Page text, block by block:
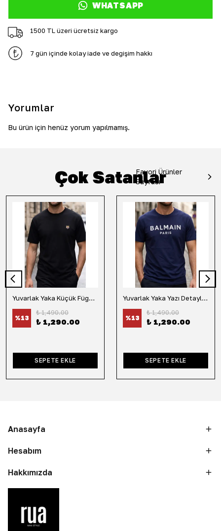
WHATSAPP
1500 TL üzeri ücretsiz kargo
7 gün içinde kolay iade ve değişim hakkı
Yorumlar
Bu ürün için henüz yorum yapılmamış.
Çok Satanlar
Favori Ürünler
Sayfası
Yuvarlak Yaka Küçük Fügür Detaylı Tişört-Siyah
%13
₺ 1,490.00
₺ 1,290.00
SEPETE EKLE
Yuvarlak Yaka Yazı Detaylı Tişört-Lacivert
%13
₺ 1,490.00
₺ 1,290.00
SEPETE EKLE
Anasayfa
Hesabım
Hakkımızda